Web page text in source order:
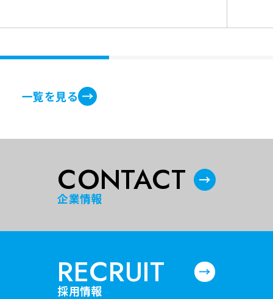
一覧を見る
CONTACT
企業情報
RECRUIT
採用情報